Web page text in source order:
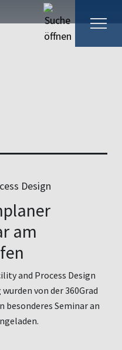
Design
am
and Process Design
von der 360Grad
besonderes Seminar an